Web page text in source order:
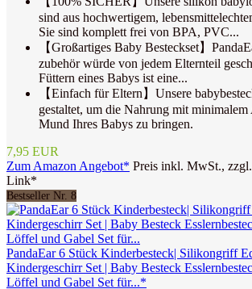
sind aus hochwertigem,
Sie sind komplett frei von BPA, PVC...
【Großartiges Baby Besteckset】
zubehör würde von jedem Elternteil
Füttern eines Babys ist eine...
【Einfach für Eltern】Unsere
gestaltet, um die Nahrung mit
Mund Ihres Babys zu bringen.
7,95 EUR
Zum Amazon Angebot* Preis inkl. MwSt.,
Link*
Bestseller Nr. 8
PandaEar 6 Stück Kinderbesteck| Silikongriff
Kindergeschirr Set | Baby Besteck
Löffel und Gabel Set für...*